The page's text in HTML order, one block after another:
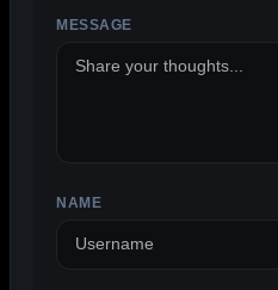
MESSAGE
NAME
ALTERNATIVE: